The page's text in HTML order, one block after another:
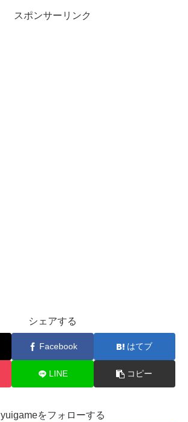
スポンサーリンク
シェアする
Facebook はてブ
LINE コピー
yuigameをフォローする